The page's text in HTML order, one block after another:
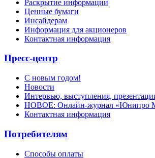
Раскрытие информации
Ценные бумаги
Инсайдерам
Информация для акционеров
Контактная информация
Пресс-центр
С новым годом!
Новости
Интервью, выступления,
НОВОЕ: Онлайн-журнал «Юнипро
Контактная информация
Потребителям
Способы оплаты